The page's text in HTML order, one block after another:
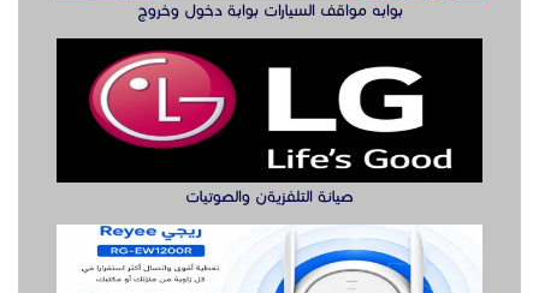
بوابه مواقف السيارات بوابة دخول وخروج
صيانة التلفزيةن والصوتيات